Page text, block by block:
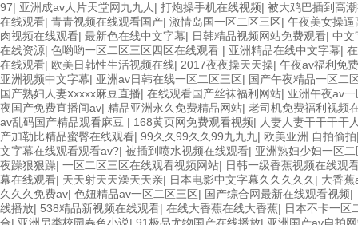
97| 亚洲成av人片天堂网九九人 | 打炮操手机在线视频| 被大鸡巴插到高
在线观看| 青青视频在线观看国产| 激情岛国一区二区三区| 午夜美女操
肉视频在线观看| 最新色在线中文字幕| 日韩精品视频网站免费观看| 中文
在线资源| 色哟哟一区二区三区四区在线观看 | 亚洲精品在线中文字幕|
在线观看| 欧美日韩性生活视频在线| 2017夜夜操天天操| 午夜av福利免
亚洲视频中文字幕| 亚洲av日韩在线一区二区三区| 国产午夜精品一区二
国产熟妇人妻ⅹxxxx麻豆直播| 在线观看国产丝袜福利网站| 亚洲午夜av
夜国产免费直播间av| 精品亚洲永久免费精品网站| 老司机免费福利视频
av乱码国产精品观看麻豆 | 168黄页网免费观看视频| 人妻人妻干干干干
产加勒比精品蜜臀在线观看| 99久久99久久99九九九| 欧美亚洲 自拍偷拍
文字幕在线观看观看av?| 被插到喷水视频在线观看| 亚洲熟妇少妇一区二
夜躁狠狠躁| 一区二区三区在线观看视频网站| 日韩一级香蕉视频在线观
幕在线观看| 天天射天天澡天天亲| 日本电影中文字幕久久久久久 | 大香
久久久免费av| 色妞精品av一区二区三区| 国产综合网最新在线观看视频|
线播放| 538精品新视频在线观看| 在线大香蕉在线大香蕉| 日本不卡一区